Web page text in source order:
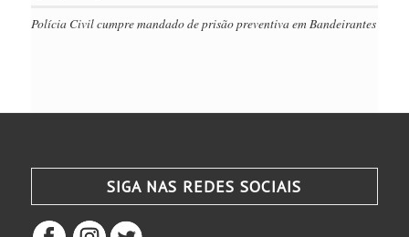
Polícia Civil cumpre mandado de prisão preventiva em Bandeirantes
SIGA NAS REDES SOCIAIS